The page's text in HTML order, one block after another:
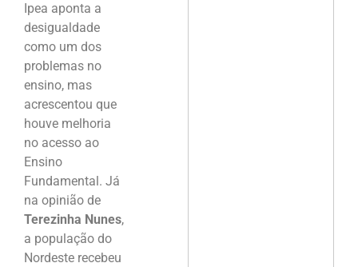
Ipea aponta a
desigualdade
como um dos
problemas no
ensino, mas
acrescentou que
houve melhoria
no acesso ao
Ensino
Fundamental. Já
na opinião de
Terezinha Nunes,
a população do
Nordeste recebeu